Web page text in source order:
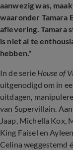
aanwezig was,
waaronder Tamara
aflevering. Tamara
is niet al te
hebben."
In de serieHouse of
uitgenodigd om in
uitdagen,
van Supervillain. Aan
Jaap, Michella Kox,
King Faisel en
Celina weggestemd